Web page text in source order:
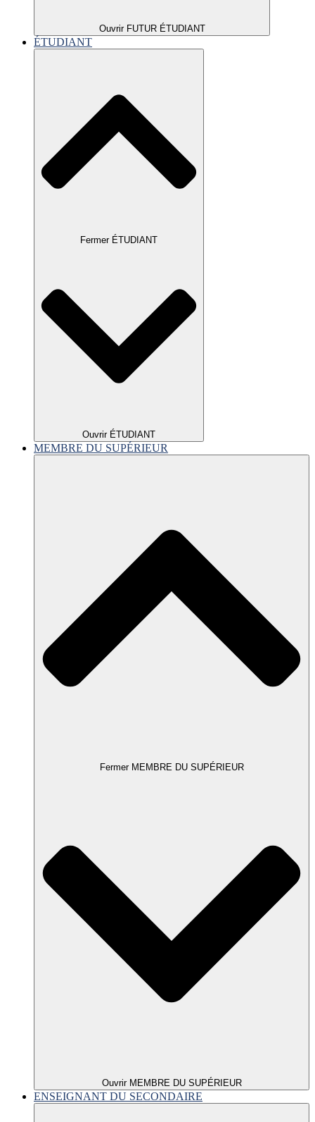
Ouvrir FUTUR ÉTUDIANT
ÉTUDIANT
Fermer ÉTUDIANT
Ouvrir ÉTUDIANT
MEMBRE DU SUPÉRIEUR
Fermer MEMBRE DU SUPÉRIEUR
Ouvrir MEMBRE DU SUPÉRIEUR
ENSEIGNANT DU SECONDAIRE